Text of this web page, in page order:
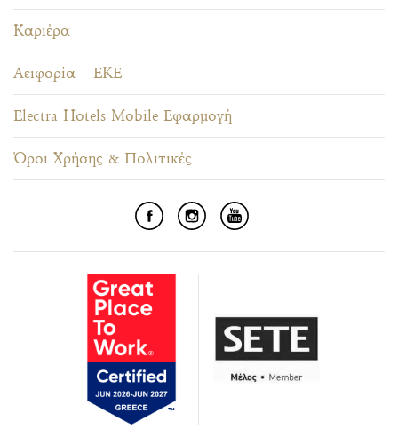
Καριέρα
Αειφορία – ΕΚΕ
Electra Hotels Mobile Εφαρμογή
Όροι Χρήσης & Πολιτικές